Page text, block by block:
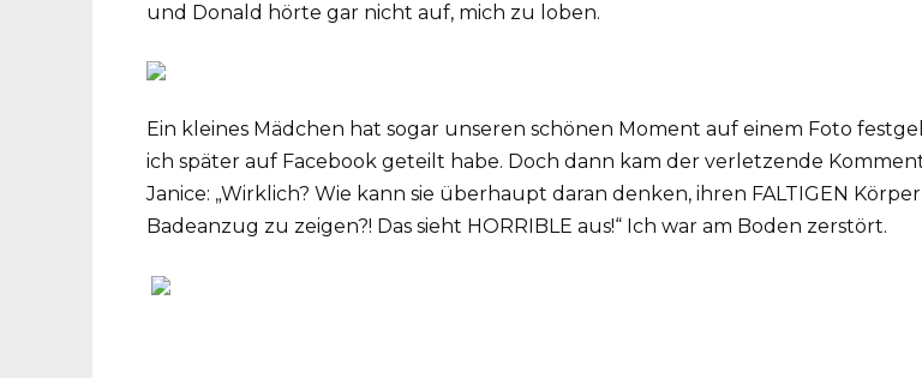
und Donald hörte gar nicht auf, mich zu loben.
Ein kleines Mädchen hat sogar unseren schönen Moment auf einem Foto
ich später auf Facebook geteilt habe. Doch dann kam der verletzende
Janice: „Wirklich? Wie kann sie überhaupt daran denken, ihren FALTIGEN
Badeanzug zu zeigen?! Das sieht HORRIBLE aus!“ Ich war am Boden zerstört.